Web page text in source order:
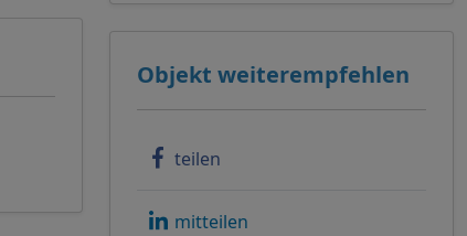
Objekt weiterempfehlen
teilen
mitteilen